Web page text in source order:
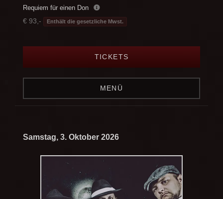
Requiem für einen Don
€ 93,- Enthält die gesetzliche Mwst.
TICKETS
MENÜ
Samstag, 3. Oktober 2026